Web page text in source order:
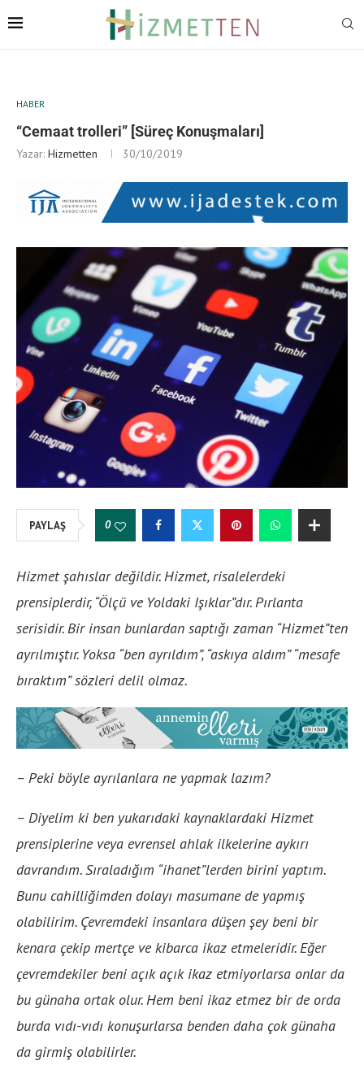
HABER
“Cemaat trolleri” [Süreç Konuşmaları]
Yazar: Hizmetten 30/10/2019
PAYLAŞ 0
Hizmet şahıslar değildir. Hizmet, risalelerdeki
prensiplerdir, “Ölçü ve Yoldaki Işıklar”dır. Pırlanta
serisidir. Bir insan bunlardan saptığı zaman “Hizmet”ten
ayrılmıştır. Yoksa “ben ayrıldım”, “askıya aldım” “mesafe
bıraktım” sözleri delil olmaz.
– Peki böyle ayrılanlara ne yapmak lazım?
– Diyelim ki ben yukarıdaki kaynaklardaki Hizmet
prensiplerine veya evrensel ahlak ilkelerine aykırı
davrandım. Sıraladığım “ihanet”lerden birini yaptım.
Bunu cahilliğimden dolayı masumane de yapmış
olabilirim. Çevremdeki insanlara düşen şey beni bir
kenara çekip mertçe ve kibarca ikaz etmeleridir. Eğer
çevremdekiler beni açık açık ikaz etmiyorlarsa onlar da
bu günaha ortak olur. Hem beni ikaz etmez bir de orda
burda vıdı-vıdı konuşurlarsa benden daha çok günaha
da girmiş olabilirler.